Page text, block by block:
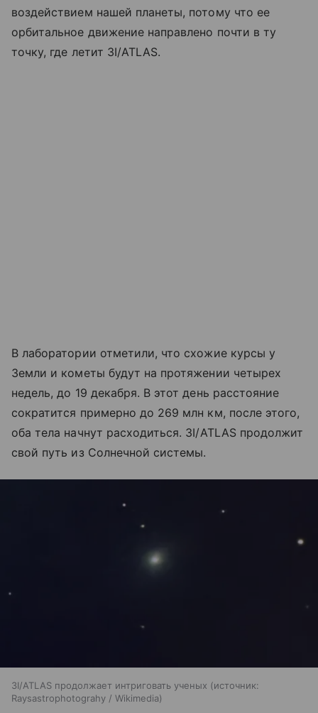
воздействием нашей планеты, потому что ее
орбитальное движение направлено почти в ту
точку, где летит 3I/ATLAS.
В лаборатории отметили, что схожие курсы у
Земли и кометы будут на протяжении четырех
недель, до 19 декабря. В этот день расстояние
сократится примерно до 269 млн км, после этого,
оба тела начнут расходиться. 3I/ATLAS продолжит
свой путь из Солнечной системы.
3I/ATLAS продолжает интриговать ученых
источник:
Raysastrophotograhy / Wikimedia